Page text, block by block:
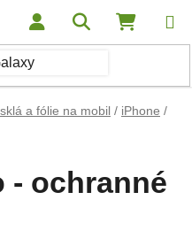
Hľadať
a fólie na mobil / iPhone /
- ochranné